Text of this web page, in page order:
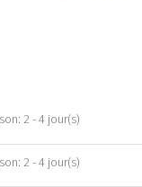
2 - 4 jour(s)
2 - 4 jour(s)